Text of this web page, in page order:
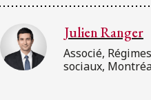
Julien Ranger
Associé,
sociaux,